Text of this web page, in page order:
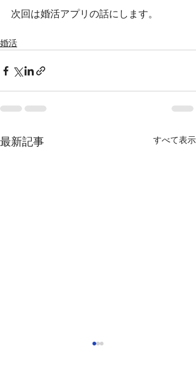
次回は婚活アプリの話にします。
婚活
最新記事 すべて表示